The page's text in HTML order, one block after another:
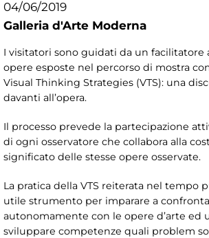
04/06/2019
Galleria d'Arte Moderna
I visitatori sono guidati da un facilitatore
opere esposte nel percorso di mostra
Visual Thinking Strategies (VTS): una
davanti all’opera.
Il processo prevede la partecipazione
di ogni osservatore che collabora alla
significato delle stesse opere osservate.
La pratica della VTS reiterata nel tempo
utile strumento per imparare a
autonomamente con le opere d’arte ed
sviluppare competenze quali problem